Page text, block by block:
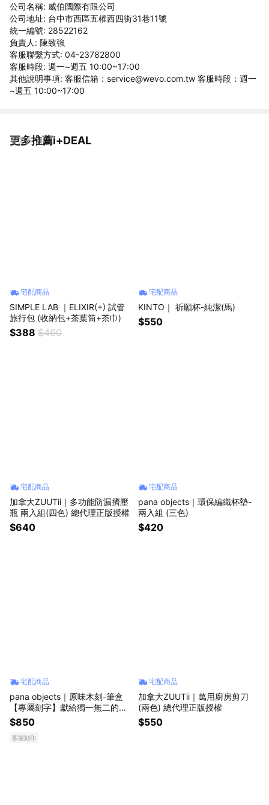
公司名稱: 威伯國際有限公司
公司地址: 台中市西區五權西四街31巷11號
統一編號: 28522162
負責人: 陳致強
客服聯繫方式: 04-23782800
客服時段: 週一~週五 10:00~17:00
其他說明事項: 客服信箱：service@wevo.com.tw 客服時段：週一
~週五 10:00~17:00
更多推薦i+DEAL
看更多
宅配商品
SIMPLE LAB ｜ELIXIR(+) 試管
旅行包 (收納包+茶葉筒+茶巾)
$388 $460
宅配商品
KINTO｜ 祈願杯-純潔(馬)
$550
宅配商品
加拿大ZUUTii｜多功能防漏擠壓
瓶 兩入組(四色) 總代理正版授權
$640
宅配商品
pana objects｜環保編織杯墊-
兩入組 (三色)
$420
宅配商品
pana objects｜原味木刻-筆盒
【專屬刻字】獻給獨一無二的他
💝
$850
客製刻印
宅配商品
加拿大ZUUTii｜萬用廚房剪刀
(兩色) 總代理正版授權
$550